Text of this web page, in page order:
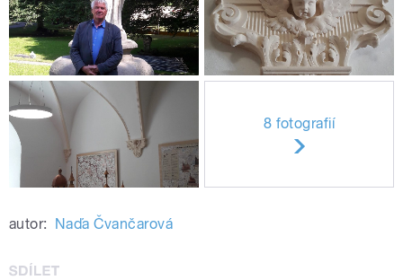
8 fotografií
autor: Naďa Čvančarová